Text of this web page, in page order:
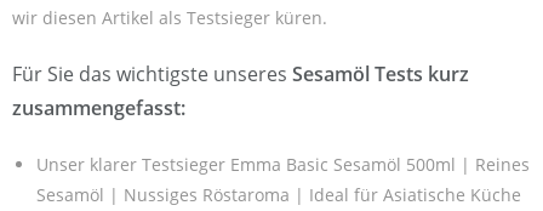
wir diesen Artikel als Testsieger küren.
Für Sie das wichtigste unseres Sesamöl Tests kurz
zusammengefasst:
Unser klarer Testsieger Emma Basic Sesamöl 500ml | Reines
Sesamöl | Nussiges Röstaroma | Ideal für Asiatische Küche